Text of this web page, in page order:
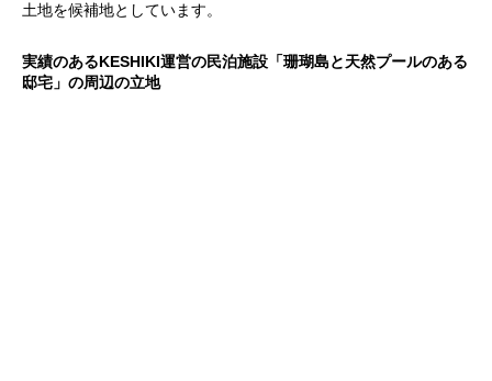
土地を候補地としています。
実績のあるKESHIKI運営の民泊施設「珊瑚島と天然プールのある
邸宅」の周辺の立地